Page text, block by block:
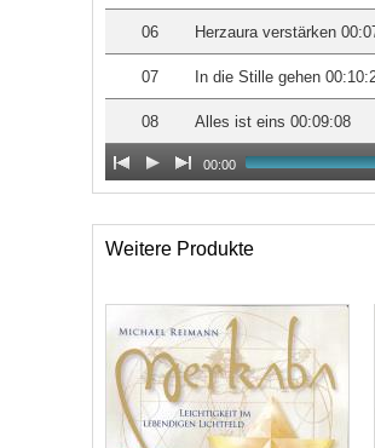
06 Herzaura verstärken
07 In die Stille gehen
08 Alles ist eins 00:09:08
00:00
Weitere Produkte